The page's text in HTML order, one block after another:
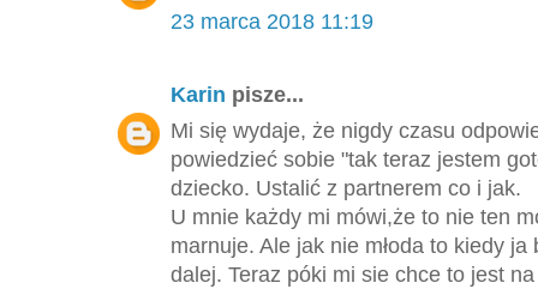
23 marca 2018 11:19
Karin pisze...
Mi się wydaje, że nigdy czasu
powiedzieć sobie "tak teraz jestem
dziecko. Ustalić z partnerem co i jak.
U mnie każdy mi mówi,że to nie ten
marnuje. Ale jak nie młoda to kiedy ja
dalej. Teraz póki mi sie chce to jest